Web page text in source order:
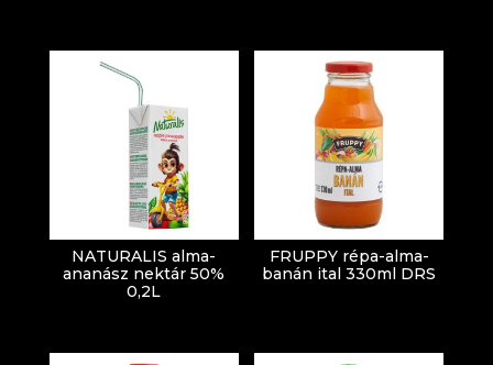
NATURALIS alma-
ananász nektár 50%
0,2L
FRUPPY répa-alma-
banán ital 330ml DRS